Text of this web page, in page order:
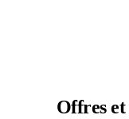
Offres et